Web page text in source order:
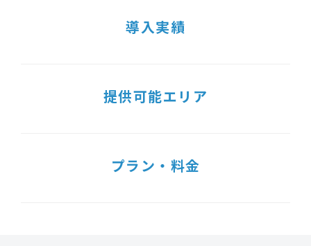
導入実績
提供可能エリア
プラン・料金